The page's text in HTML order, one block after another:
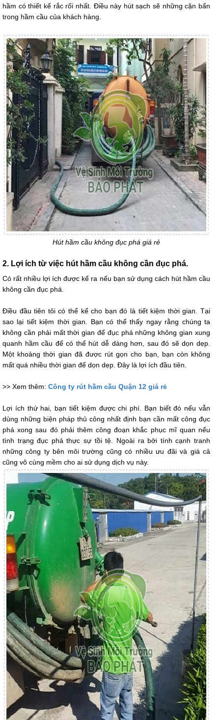
hầm có thiết kế rắc rối nhất. Điều này hút sạch sẽ những cặn bẩn
trong hầm cầu của khách hàng.
Hút hầm cầu không đục phá giá rẻ
2. Lợi ích từ việc hút hầm cầu không cần đục phá.
Có rất nhiều lợi ích được kể ra nếu bạn sử dụng cách hút hầm cầu
không cần đục phá.
Điều đầu tiên tôi có thể kể cho bạn đó là tiết kiệm thời gian. Tại
sao lại tiết kiệm thời gian. Bạn có thể thấy ngay rằng chúng ta
không cần phải mất thời gian để đục phá những không gian xung
quanh hầm cầu để có thể hút dễ dàng hơn, sau đó sẽ dọn dẹp.
Một khoảng thời gian đã được rút gọn cho bạn, bạn còn không
mất quá nhiều thời gian để dọn dẹp. Đây là lợi ích đầu tiên.
>> Xem thêm: Công ty rút hầm cầu Quận 12 giá rẻ
Lợi ích thứ hai, bạn tiết kiệm được chi phí. Bạn biết đó nếu vẫn
dùng những biện pháp thủ công nhất định bạn cần mất công đục
phá xong sau đó phải thêm công đoạn khắc phục mĩ quan nếu
tình trạng đục phá thực sự tồi tệ. Ngoài ra bởi tính cạnh tranh
những công ty bên môi trường cũng có nhiều ưu đãi và giá cả
cũng vô cùng mềm cho ai sử dụng dịch vụ này.